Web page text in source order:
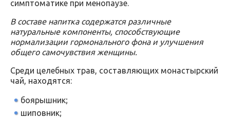
симптоматике при менопаузе.
В составе напитка содержатся различные
натуральные компоненты, способствующие
нормализации гормонального фона и улучшения
общего самочувствия женщины.
Среди целебных трав, составляющих монастырский
чай, находятся:
боярышник;
шиповник;